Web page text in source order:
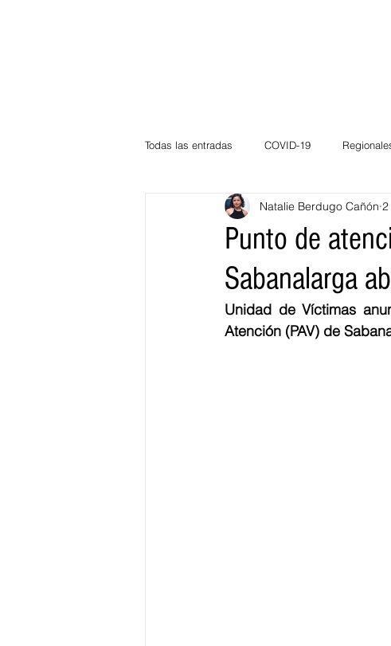
Todas las entradas COVID-19
Atlántico La Guajira
Bloggeros Hermanos
Educación BID
Punto de
Sabanalarga
Natalie Berdugo Cañón
Unidad de Víctimas
Atención (PAV) de